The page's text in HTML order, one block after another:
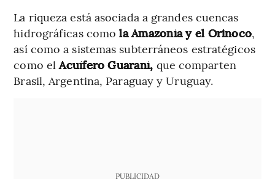
La riqueza está asociada a grandes cuencas
hidrográficas como la Amazonía y el Orinoco,
así como a sistemas subterráneos estratégicos
como elAcuífero Guaraní, que comparten
Brasil, Argentina, Paraguay y Uruguay.
PUBLICIDAD